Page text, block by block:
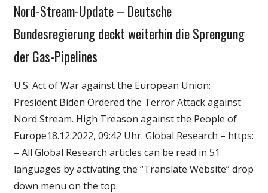
Gesellschaft
Wirtschaft
Wissenschaft
Nord-Stream-Update – Deutsche
Bundesregierung deckt weiterhin die Sprengung
der Gas-Pipelines
U.S. Act of War against the European Union:
President Biden Ordered the Terror Attack against
Nord Stream. High Treason against the People of
Europe18.12.2022, 09:42 Uhr. Global Research – https:
– All Global Research articles can be read in 51
languages by activating the “Translate Website” drop
down menu on the top